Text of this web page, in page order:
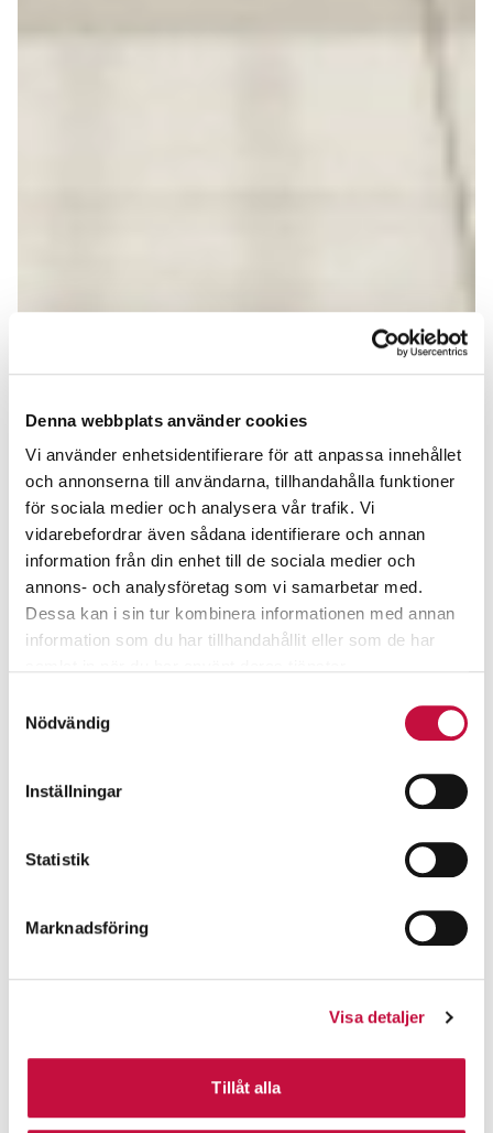
Denna webbplats använder cookies
Vi använder enhetsidentifierare för att anpassa innehållet
och annonserna till användarna, tillhandahålla funktioner
för sociala medier och analysera vår trafik. Vi
vidarebefordrar även sådana identifierare och annan
information från din enhet till de sociala medier och
annons- och analysföretag som vi samarbetar med.
Dessa kan i sin tur kombinera informationen med annan
information som du har tillhandahållit eller som de har
Nödvändig
Inställningar
Statistik
Marknadsföring
Visa detaljer
Tillåt alla